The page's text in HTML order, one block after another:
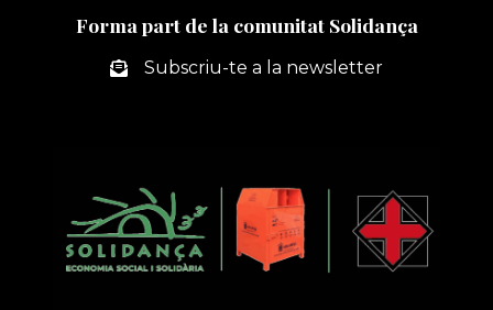
PREU
Forma part de la comunitat Solidança
Subscriu-te a la newsletter